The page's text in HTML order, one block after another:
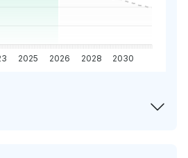
2025 2026 2028 2030